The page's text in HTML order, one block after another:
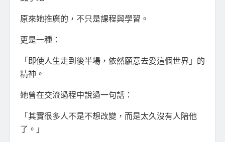
原來她推廣的，不只是課程與學習。
更是一種：
「即使人生走到後半場，依然願意去愛這個世界」的
精神。
她曾在交流過程中說過一句話：
「其實很多人不是不想改變，而是太久沒有人陪他
了。」